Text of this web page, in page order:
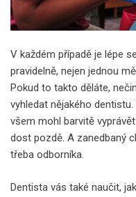
V každém případě je lépe
pravidelně, nejen jednou
Pokud to takto děláte,
vyhledat nějakého dentistu.
všem mohl barvitě
dost pozdě. A zanedbaný
třeba odborníka.
Dentista vás také naučit,